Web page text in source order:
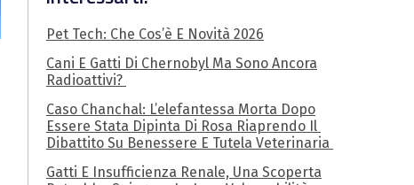
Pet Tech: Che Cos’è E Novità 2026
Cani E Gatti Di Chernobyl Ma Sono Ancora
Radioattivi?
Caso Chanchal: L’elefantessa Morta Dopo
Essere Stata Dipinta Di Rosa Riaprendo Il
Dibattito Su Benessere E Tutela Veterinaria
Gatti E Insufficienza Renale, Una Scoperta